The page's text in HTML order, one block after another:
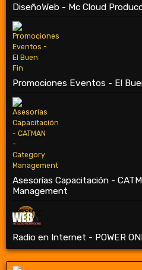
DiseñoWeb - Mc Cloud
Promociones Eventos - El
Asesorías Capacitación -
Management
Radio en Internet - POWER